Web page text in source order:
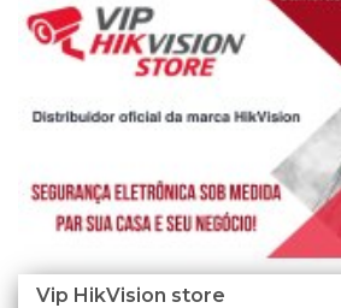
Vip HikVision store